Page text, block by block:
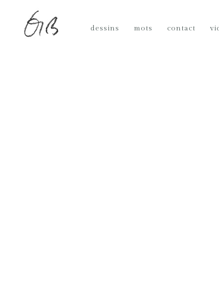
dessins mots contact